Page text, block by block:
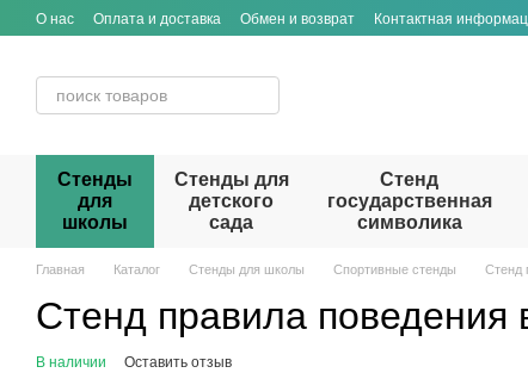
Перейти к основному контенту
О нас Оплата и доставка Обмен и возврат Контактная
Стенды
для
школы
Стенды для
детского
сада
Стенд
государственная
символика
Главная Каталог Стенды для школы Спортивные стенды Стенд
Стенд правила поведения
В наличии Оставить отзыв